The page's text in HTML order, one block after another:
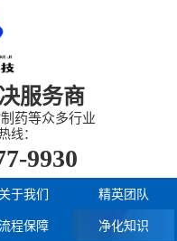
服务商
药等众多行业
线：
9930
关于我们
精英团队
程保障
净化知识